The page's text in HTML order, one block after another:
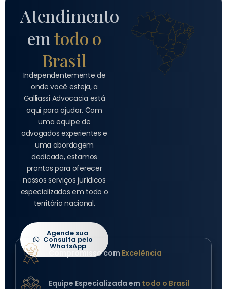
Atendimento
emtodo o
Brasil
Independentemente de
onde você esteja, a
Galliassi Advocacia está
aqui para ajudar. Com
uma equipe de
advogados experientes e
uma abordagem
dedicada, estamos
prontos para oferecer
nossos serviços jurídicos
especializados em todo o
território nacional.
Agende sua
Consulta pelo
WhatsApp
Compromisso com Excelência
Equipe Especializada em todo o Brasil